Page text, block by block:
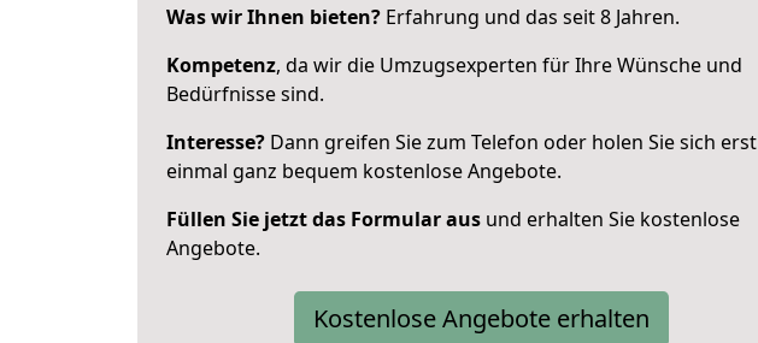
Was wir Ihnen bieten? Erfahrung und das seit 8 Jahren.
Kompetenz, da wir die Umzugsexperten für Ihre Wünsche und
Bedürfnisse sind.
Interesse? Dann greifen Sie zum Telefon oder holen Sie sich erst
einmal ganz bequem kostenlose Angebote.
Füllen Sie jetzt das Formular aus und erhalten Sie kostenlose
Angebote.
Kostenlose Angebote erhalten